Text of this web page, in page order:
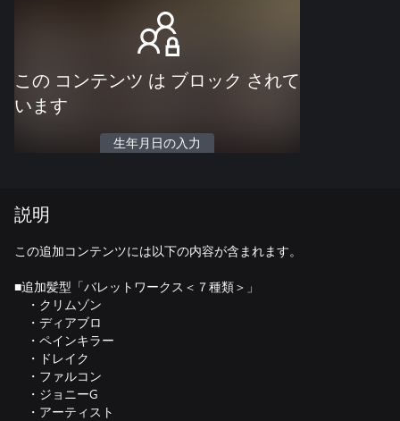
この コンテンツ は ブロック されて
います
生年月日の入力
説明
この追加コンテンツには以下の内容が含まれます。
■追加髪型「バレットワークス＜７種類＞」
・クリムゾン
・ディアブロ
・ペインキラー
・ドレイク
・ファルコン
・ジョニーG
・アーティスト